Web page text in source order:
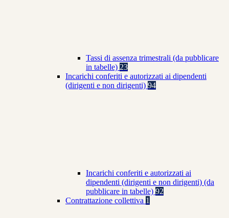
Tassi di assenza trimestrali (da pubblicare
in tabelle) 23
Incarichi conferiti e autorizzati ai dipendenti
(dirigenti e non dirigenti) 94
Incarichi conferiti e autorizzati ai
dipendenti (dirigenti e non dirigenti) (da
pubblicare in tabelle) 92
Contrattazione collettiva 1